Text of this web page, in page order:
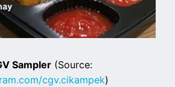
Sampler(Source:
cgv.cikampek)